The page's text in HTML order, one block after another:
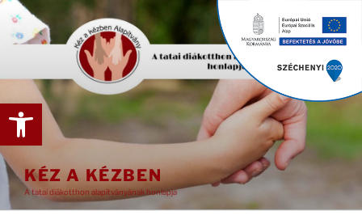
Eszköztár megnyitása
Tartalomhoz
KÉZ A KÉZBEN
A tatai diákotthon alapítványának honlapja